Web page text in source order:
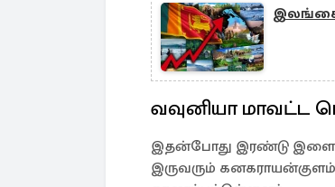
வவுனியா மாவட்ட
இதன்போது இரண்டு
இருவரும்